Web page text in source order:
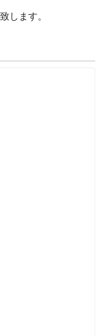
します。